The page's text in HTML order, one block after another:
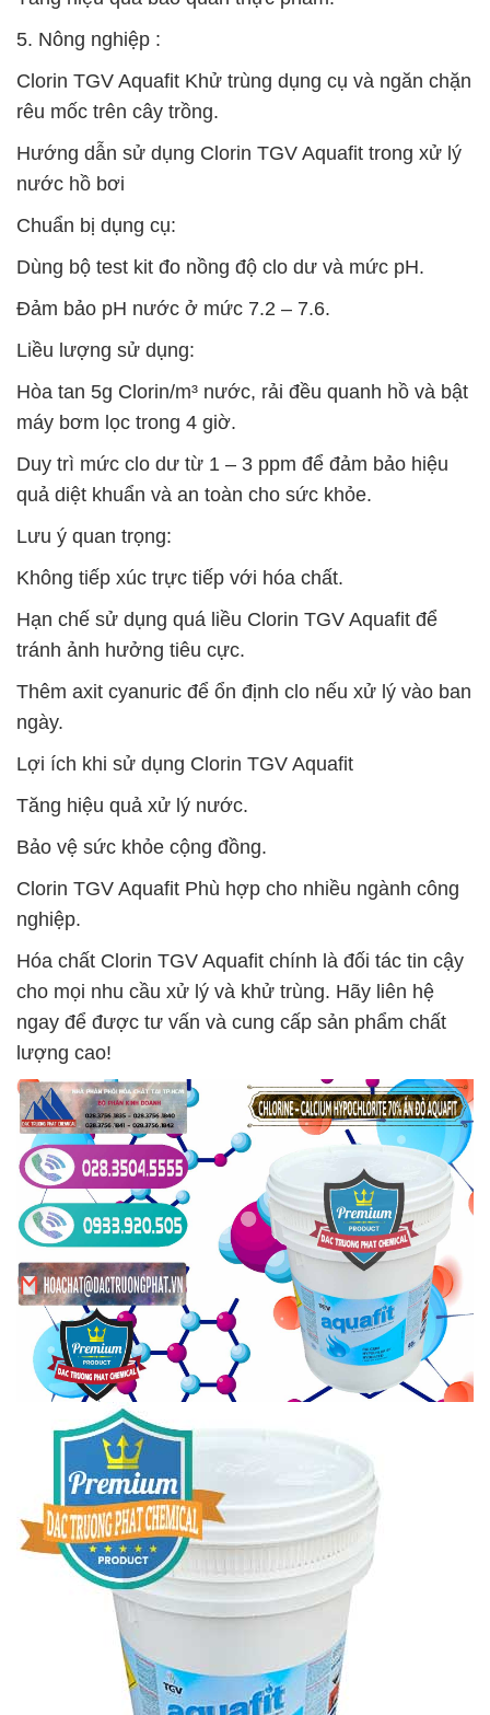
5. Nông nghiệp :
Clorin TGV Aquafit Khử trùng dụng cụ và ngăn chặn
rêu mốc trên cây trồng.
Hướng dẫn sử dụng Clorin TGV Aquafit trong xử lý
nước hồ bơi
Chuẩn bị dụng cụ:
Dùng bộ test kit đo nồng độ clo dư và mức pH.
Đảm bảo pH nước ở mức 7.2 – 7.6.
Liều lượng sử dụng:
Hòa tan 5g Clorin/m³ nước, rải đều quanh hồ và bật
máy bơm lọc trong 4 giờ.
Duy trì mức clo dư từ 1 – 3 ppm để đảm bảo hiệu
quả diệt khuẩn và an toàn cho sức khỏe.
Lưu ý quan trọng:
Không tiếp xúc trực tiếp với hóa chất.
Hạn chế sử dụng quá liều Clorin TGV Aquafit để
tránh ảnh hưởng tiêu cực.
Thêm axit cyanuric để ổn định clo nếu xử lý vào ban
ngày.
Lợi ích khi sử dụng Clorin TGV Aquafit
Tăng hiệu quả xử lý nước.
Bảo vệ sức khỏe cộng đồng.
Clorin TGV Aquafit Phù hợp cho nhiều ngành công
nghiệp.
Hóa chất Clorin TGV Aquafit chính là đối tác tin cậy
cho mọi nhu cầu xử lý và khử trùng. Hãy liên hệ
ngay để được tư vấn và cung cấp sản phẩm chất
lượng cao!